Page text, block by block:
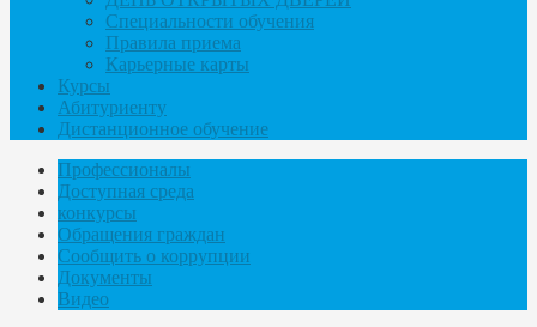
Специальности обучения
Правила приема
Карьерные карты
Курсы
Абитуриенту
Дистанционное обучение
Профессионалы
Доступная среда
конкурсы
Обращения граждан
Сообщить о коррупции
Документы
Видео